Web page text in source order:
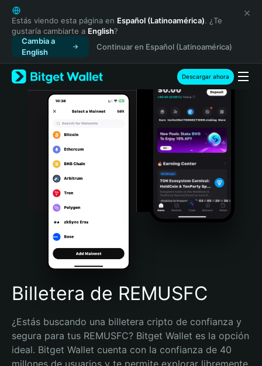
English
日本語
Tiếng Việt
Русский
Español (Latinoamérica)
Türkçe
Italiano
Português (Portugal)
Bahasa Indonesia
Português (Brasil)
Español (Argentina)
Estás viendo esta página en Español (Latinoamérica). ¿Te
gustaría cambiarte a English?
Cambia a
English
Continuar en Español (Latinoamérica)
Descargar ahora
Billetera de REMUSFC
¿Estás buscando una billetera cripto de confianza y
segura para tus REMUSFC? Bitget Wallet es la opción
ideal. Bitget Wallet cuenta con la confianza de 40
millones de usuarios y te permite explorar libremente